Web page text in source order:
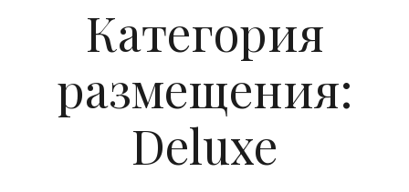
Категория
размещения:
Deluxe